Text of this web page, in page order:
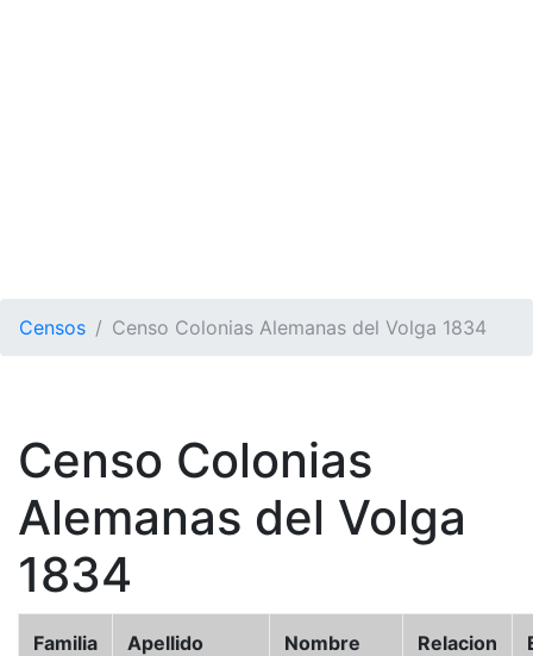
Censos Censo Colonias Alemanas del Volga 1834
Censo Colonias
Alemanas del Volga
1834
Familia Apellido Nombre Relacion